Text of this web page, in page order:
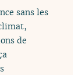
sans les
de